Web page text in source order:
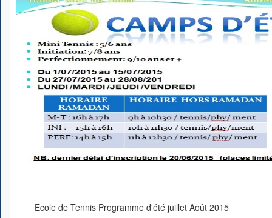
Ecole de Tennis Programme d'été juillet Août 2015